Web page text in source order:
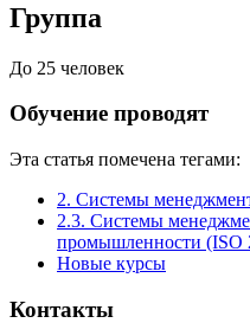
Группа
До 25 человек
Обучение проводят
Эта статья помечена тегами:
2. Системы
2.3. Системы
промышленности (ISO
Новые курсы
Контакты